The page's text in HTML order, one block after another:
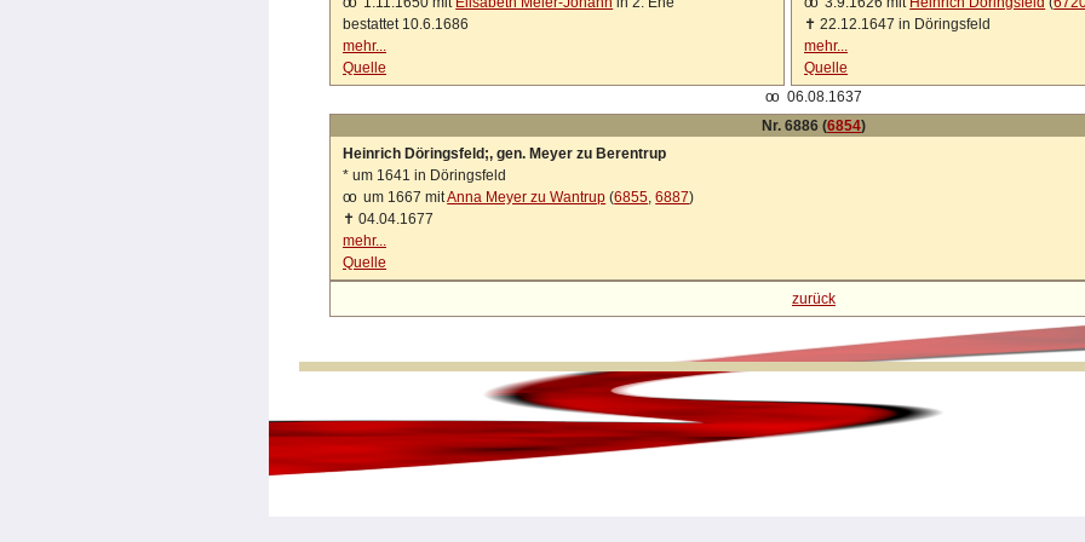
bestattet 10.6.1686
mehr...
Quelle
✝ 22.12.1647 in Döringsfeld
mehr...
Quelle
oo
06.08.1637
Nr. 6886 (6854)
Heinrich Döringsfeld;, gen. Meyer zu Berentrup
* um 1641 in Döringsfeld
oo um 1667 mitAnna Meyer zu Wantrup (6855,6887)
✝ 04.04.1677
mehr...
Quelle
zurück